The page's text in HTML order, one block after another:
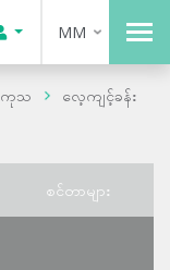
MM
ကုသ
လေ့ကျင့်ခန်း
စင်တာများ